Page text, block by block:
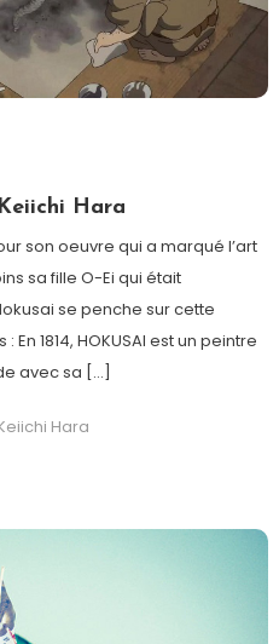
Hara
son oeuvre qui a marqué l’art
sa fille O-Ei qui était
se penche sur cette
1814, HOKUSAI est un peintre
avec sa […]
Hara